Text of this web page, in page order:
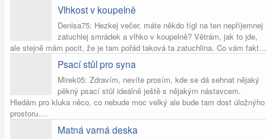
Vlhkost v koupelně
Denisa75: Hezkej večer, máte někdo fígl na ten nepříjemnej
zatuchlej smrádek a vlhko v koupelně? Větrám, jak to jde,
ale stejně mám pocit, že je tam pořád taková ta zatuchlina. Co vám fakt…
Psací stůl pro syna
Mirek05: Zdravím, nevíte prosím, kde se dá sehnat nějaký
pěkný psací stůl ideálně ještě s nějakým nástavcem.
Hledám pro kluka něco, co nebude moc velký ale bude tam dost úložnýho
prostoru.…
Matná varná deska